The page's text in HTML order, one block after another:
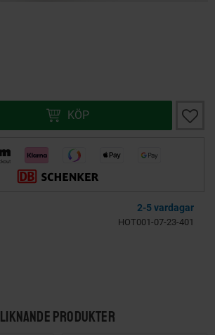
KÖP Lägg
2-5 vardagar
HOT001-07-23-401
LIKNANDE PRODUKTER